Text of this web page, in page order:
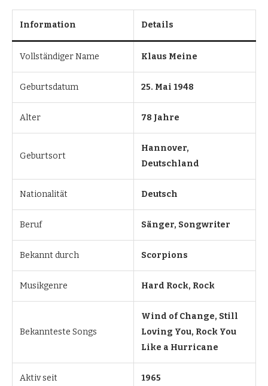
Information Details
Vollständiger Name Klaus Meine
Geburtsdatum 25. Mai 1948
Alter 78 Jahre
Geburtsort
Hannover,
Deutschland
Nationalität Deutsch
Beruf Sänger, Songwriter
Bekannt durch Scorpions
Musikgenre Hard Rock, Rock
Bekannteste Songs
Wind of Change, Still
Loving You, Rock You
Like a Hurricane
Aktiv seit 1965